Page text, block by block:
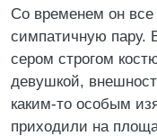
Со временем он
симпатичную пару.
сером строгом
девушкой,
каким-то особым
приходили на